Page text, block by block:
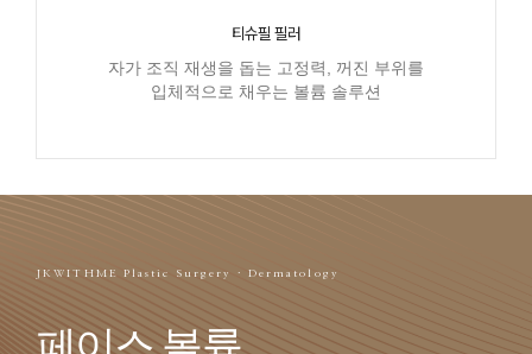
티슈필 필러
자가 조직 재생을 돕는 고정력, 꺼진 부위를
입체적으로 채우는 볼륨 솔루션
JKWITHME Plastic Surgery · Dermatology